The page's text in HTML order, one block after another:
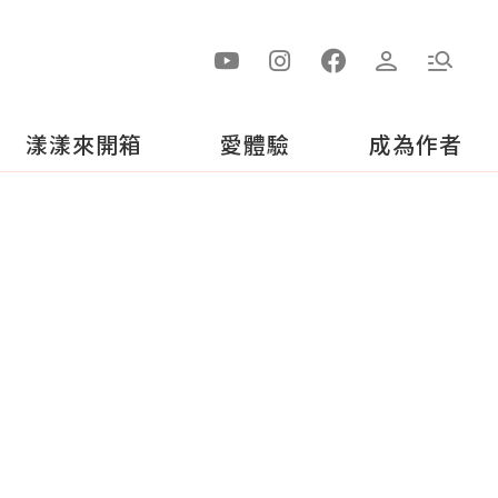
漾漾來開箱 愛體驗 成為作者